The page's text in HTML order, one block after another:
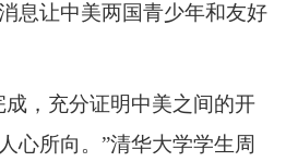
息让中美两国青少年和友好
成，充分证明中美之间的开
心所向。”清华大学学生周